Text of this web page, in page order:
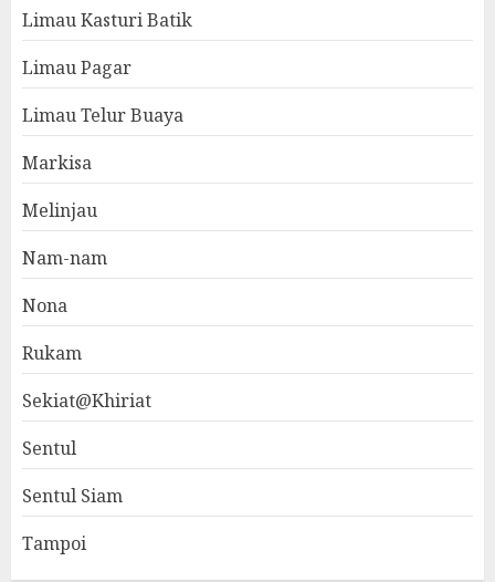
Limau Kasturi Batik
Limau Pagar
Limau Telur Buaya
Markisa
Melinjau
Nam-nam
Nona
Rukam
Sekiat@Khiriat
Sentul
Sentul Siam
Tampoi